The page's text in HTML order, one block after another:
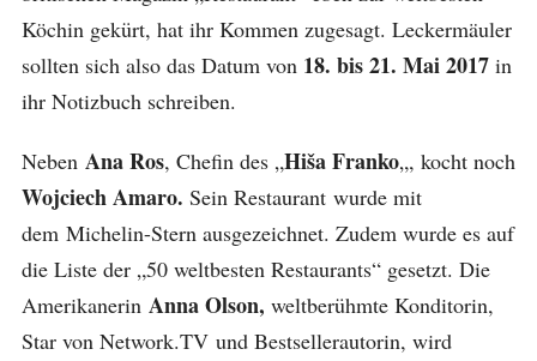
Köchin gekürt, hat ihr Kommen zugesagt. Leckermäuler
sollten sich also das Datum von 18. bis 21. Mai 2017in
ihr Notizbuch schreiben.
Neben Ana Ros, Chefin des „Hiša Franko„, kocht noch
Wojciech Amaro. Sein Restaurant wurde mit
dem Michelin-Stern ausgezeichnet. Zudem wurde es auf
die Liste der „50 weltbesten Restaurants“ gesetzt. Die
Amerikanerin Anna Olson, weltberühmte Konditorin,
Star von Network.TV und Bestsellerautorin, wird